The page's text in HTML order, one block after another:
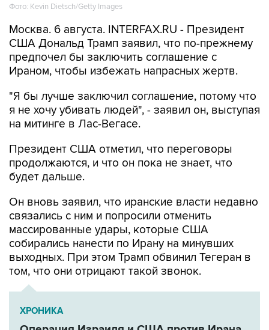
Фото: Kevin Dietsch/Getty Images
Москва. 6 августа. INTERFAX.RU - Президент
США Дональд Трамп заявил, что по-прежнему
предпочел бы заключить соглашение с
Ираном, чтобы избежать напрасных жертв.
"Я бы лучше заключил соглашение, потому что
я не хочу убивать людей", - заявил он, выступая
на митинге в Лас-Вегасе.
Президент США отметил, что переговоры
продолжаются, и что он пока не знает, что
будет дальше.
Он вновь заявил, что иранские власти недавно
связались с ним и попросили отменить
массированные удары, которые США
собирались нанести по Ирану на минувших
выходных. При этом Трамп обвинил Тегеран в
том, что они отрицают такой звонок.
ХРОНИКА